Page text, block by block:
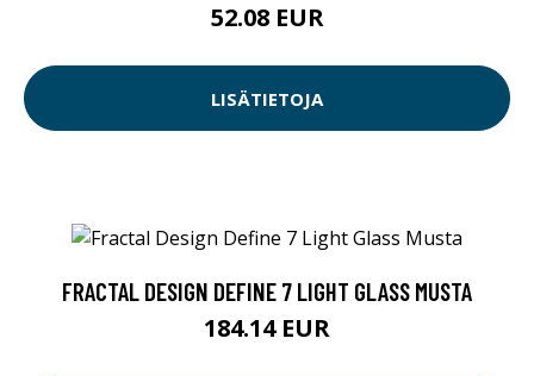
52.08 EUR
LISÄTIETOJA
FRACTAL DESIGN DEFINE 7 LIGHT GLASS MUSTA
184.14 EUR